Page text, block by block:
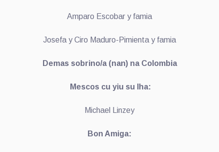
Amparo Escobar y famia
Josefa y Ciro Maduro-Pimienta y famia
Demas sobrino/a (nan) na Colombia
Mescos cu yiu su Iha:
Michael Linzey
Bon Amiga: